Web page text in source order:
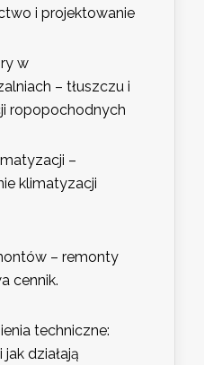
i projektowanie
w
– tłuszczu i
ropopochodnych
–
klimatyzacji
– remonty
cennik.
techniczne:
działają